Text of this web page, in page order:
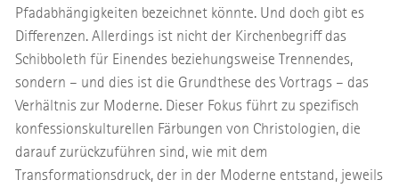
Pfadabhängigkeiten bezeichnet könnte. Und doch gibt es
Differenzen. Allerdings ist nicht der Kirchenbegriff das
Schibboleth für Einendes beziehungsweise Trennendes,
sondern – und dies ist die Grundthese des Vortrags – das
Verhältnis zur Moderne. Dieser Fokus führt zu spezifisch
konfessionskulturellen Färbungen von Christologien, die
darauf zurückzuführen sind, wie mit dem
Transformationsdruck, der in der Moderne entstand, jeweils